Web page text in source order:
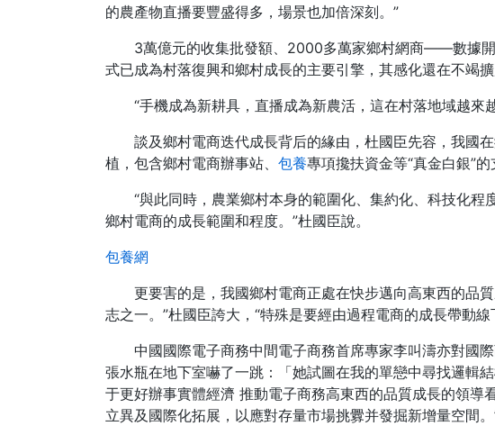
的農產物直播要豐盛得多，場景也加倍深刻。”
3萬億元的收集批發額、2000多萬家鄉村網商——數據開
式已成為村落復興和鄉村成長的主要引擎，其感化還在不竭擴
“手機成為新耕具，直播成為新農活，這在村落地域越來
談及鄉村電商迭代成長背后的緣由，杜國臣先容，我國
植，包含鄉村電商辦事站、 包養專項攙扶資金等“真金白銀”
“與此同時，農業鄉村本身的範圍化、集約化、科技化
鄉村電商的成長範圍和程度。”杜國臣說。
包養網
更要害的是，我國鄉村電商正處在快步邁向高東西的品
志之一。”杜國臣誇大，“特殊是要經由過程電商的成長帶動
中國國際電子商務中間電子商務首席專家李叫濤亦對國
張水瓶在地下室嚇了一跳：「她試圖在我的單戀中尋找邏輯
于更好辦事實體經濟 推動電子商務高東西的品質成長的領
立異及國際化拓展，以應對存量市場挑釁并發掘新增量空間。